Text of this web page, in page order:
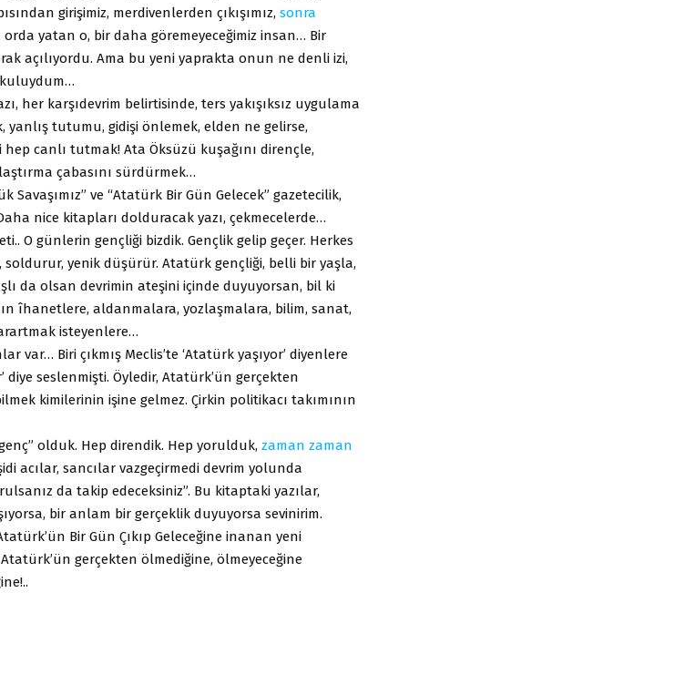
girişimiz, merdivenlerden çıkışımız, sonra
yatan o, bir daha göremeyeceğimiz insan… Bir
açılıyordu. Ama bu yeni yaprakta onun ne denli izi,
her karşıdevrim belirtisinde, ters yakışıksız uygulama
tutumu, gidişi önlemek, elden ne gelirse,
canlı tutmak! Ata Öksüzü kuşağını dirençle,
çabasını sürdürmek…
Savaşımız” ve “Atatürk Bir Gün Gelecek” gazetecilik,
nice kitapları dolduracak yazı, çekmecelerde…
O günlerin gençliği bizdik. Gençlik gelip geçer. Herkes
soldurur, yenik düşürür. Atatürk gençliği, belli bir yaşla,
da olsan devrimin ateşini içinde duyuyorsan, bil ki
îhanetlere, aldanmalara, yozlaşmalara, bilim, sanat,
isteyenlere…
var… Biri çıkmış Meclis’te ‘Atatürk yaşıyor’ diyenlere
diye seslenmişti. Öyledir, Atatürk’ün gerçekten
kimilerinin işine gelmez. Çirkin politikacı takımının
olduk. Hep direndik. Hep yorulduk, zaman zaman
acılar, sancılar vazgeçirmedi devrim yolunda
da takip edeceksiniz”. Bu kitaptaki yazılar,
bir anlam bir gerçeklik duyuyorsa sevinirim.
Bir Gün Çıkıp Geleceğine inanan yeni
gerçekten ölmediğine, ölmeyeceğine